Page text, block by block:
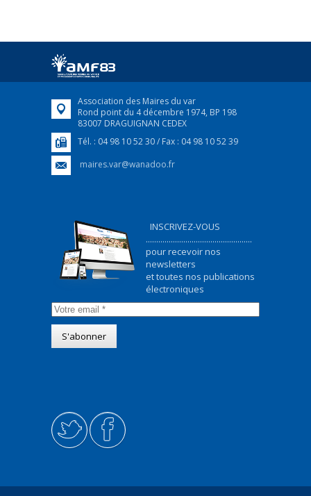
Association des Maires du var
Rond point du 4 décembre 1974, BP 198
83007 DRAGUIGNAN CEDEX
Tél. : 04 98 10 52 30 / Fax : 04 98 10 52 39
maires.var@wanadoo.fr
INSCRIVEZ-VOUS
...................................................
pour recevoir nos
newsletters
et toutes nos publications
électroniques